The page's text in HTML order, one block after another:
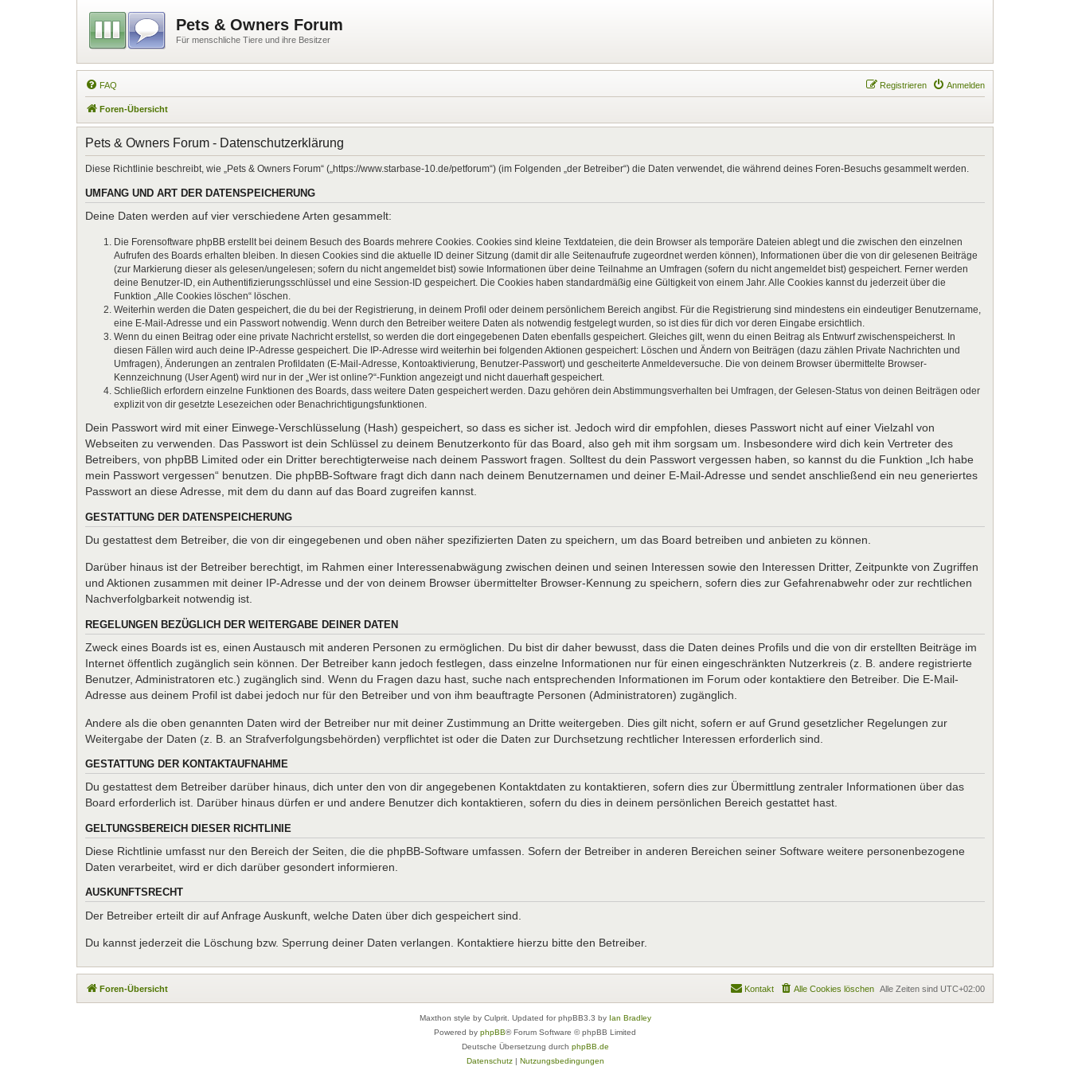
Pets & Owners Forum
Für menschliche Tiere und ihre Besitzer
FAQ Anmelden
Registrieren
Foren-Übersicht
Pets & Owners Forum - Datenschutzerklärung
Diese Richtlinie beschreibt, wie „Pets & Owners Forum“ („https://www.starbase-10.de/petforum“) (im Folgenden „der Betreiber“) die Daten verwendet, die während deines Foren-Besuchs gesammelt werden.
UMFANG UND ART DER DATENSPEICHERUNG
Deine Daten werden auf vier verschiedene Arten gesammelt:
Die Forensoftware phpBB erstellt bei deinem Besuch des Boards mehrere Cookies. Cookies sind kleine Textdateien, die dein Browser als temporäre Dateien ablegt und die zwischen den einzelnen
Aufrufen des Boards erhalten bleiben. In diesen Cookies sind die aktuelle ID deiner Sitzung (damit dir alle Seitenaufrufe zugeordnet werden können), Informationen über die von dir gelesenen Beiträge
(zur Markierung dieser als gelesen/ungelesen; sofern du nicht angemeldet bist) sowie Informationen über deine Teilnahme an Umfragen (sofern du nicht angemeldet bist) gespeichert. Ferner werden
deine Benutzer-ID, ein Authentifizierungsschlüssel und eine Session-ID gespeichert. Die Cookies haben standardmäßig eine Gültigkeit von einem Jahr. Alle Cookies kannst du jederzeit über die
Funktion „Alle Cookies löschen“ löschen.
Weiterhin werden die Daten gespeichert, die du bei der Registrierung, in deinem Profil oder deinem persönlichem Bereich angibst. Für die Registrierung sind mindestens ein eindeutiger Benutzername,
eine E-Mail-Adresse und ein Passwort notwendig. Wenn durch den Betreiber weitere Daten als notwendig festgelegt wurden, so ist dies für dich vor deren Eingabe ersichtlich.
Wenn du einen Beitrag oder eine private Nachricht erstellst, so werden die dort eingegebenen Daten ebenfalls gespeichert. Gleiches gilt, wenn du einen Beitrag als Entwurf zwischenspeicherst. In
diesen Fällen wird auch deine IP-Adresse gespeichert. Die IP-Adresse wird weiterhin bei folgenden Aktionen gespeichert: Löschen und Ändern von Beiträgen (dazu zählen Private Nachrichten und
Umfragen), Änderungen an zentralen Profildaten (E-Mail-Adresse, Kontoaktivierung, Benutzer-Passwort) und gescheiterte Anmeldeversuche. Die von deinem Browser übermittelte Browser-
Kennzeichnung (User Agent) wird nur in der „Wer ist online?“-Funktion angezeigt und nicht dauerhaft gespeichert.
Schließlich erfordern einzelne Funktionen des Boards, dass weitere Daten gespeichert werden. Dazu gehören dein Abstimmungsverhalten bei Umfragen, der Gelesen-Status von deinen Beiträgen oder
explizit von dir gesetzte Lesezeichen oder Benachrichtigungsfunktionen.
Dein Passwort wird mit einer Einwege-Verschlüsselung (Hash) gespeichert, so dass es sicher ist. Jedoch wird dir empfohlen, dieses Passwort nicht auf einer Vielzahl von
Webseiten zu verwenden. Das Passwort ist dein Schlüssel zu deinem Benutzerkonto für das Board, also geh mit ihm sorgsam um. Insbesondere wird dich kein Vertreter des
Betreibers, von phpBB Limited oder ein Dritter berechtigterweise nach deinem Passwort fragen. Solltest du dein Passwort vergessen haben, so kannst du die Funktion „Ich habe
mein Passwort vergessen“ benutzen. Die phpBB-Software fragt dich dann nach deinem Benutzernamen und deiner E-Mail-Adresse und sendet anschließend ein neu generiertes
Passwort an diese Adresse, mit dem du dann auf das Board zugreifen kannst.
GESTATTUNG DER DATENSPEICHERUNG
Du gestattest dem Betreiber, die von dir eingegebenen und oben näher spezifizierten Daten zu speichern, um das Board betreiben und anbieten zu können.
Darüber hinaus ist der Betreiber berechtigt, im Rahmen einer Interessenabwägung zwischen deinen und seinen Interessen sowie den Interessen Dritter, Zeitpunkte von Zugriffen
und Aktionen zusammen mit deiner IP-Adresse und der von deinem Browser übermittelter Browser-Kennung zu speichern, sofern dies zur Gefahrenabwehr oder zur rechtlichen
Nachverfolgbarkeit notwendig ist.
REGELUNGEN BEZÜGLICH DER WEITERGABE DEINER DATEN
Zweck eines Boards ist es, einen Austausch mit anderen Personen zu ermöglichen. Du bist dir daher bewusst, dass die Daten deines Profils und die von dir erstellten Beiträge im
Internet öffentlich zugänglich sein können. Der Betreiber kann jedoch festlegen, dass einzelne Informationen nur für einen eingeschränkten Nutzerkreis (z. B. andere registrierte
Benutzer, Administratoren etc.) zugänglich sind. Wenn du Fragen dazu hast, suche nach entsprechenden Informationen im Forum oder kontaktiere den Betreiber. Die E-Mail-
Adresse aus deinem Profil ist dabei jedoch nur für den Betreiber und von ihm beauftragte Personen (Administratoren) zugänglich.
Andere als die oben genannten Daten wird der Betreiber nur mit deiner Zustimmung an Dritte weitergeben. Dies gilt nicht, sofern er auf Grund gesetzlicher Regelungen zur
Weitergabe der Daten (z. B. an Strafverfolgungsbehörden) verpflichtet ist oder die Daten zur Durchsetzung rechtlicher Interessen erforderlich sind.
GESTATTUNG DER KONTAKTAUFNAHME
Du gestattest dem Betreiber darüber hinaus, dich unter den von dir angegebenen Kontaktdaten zu kontaktieren, sofern dies zur Übermittlung zentraler Informationen über das
Board erforderlich ist. Darüber hinaus dürfen er und andere Benutzer dich kontaktieren, sofern du dies in deinem persönlichen Bereich gestattet hast.
GELTUNGSBEREICH DIESER RICHTLINIE
Diese Richtlinie umfasst nur den Bereich der Seiten, die die phpBB-Software umfassen. Sofern der Betreiber in anderen Bereichen seiner Software weitere personenbezogene
Daten verarbeitet, wird er dich darüber gesondert informieren.
AUSKUNFTSRECHT
Der Betreiber erteilt dir auf Anfrage Auskunft, welche Daten über dich gespeichert sind.
Du kannst jederzeit die Löschung bzw. Sperrung deiner Daten verlangen. Kontaktiere hierzu bitte den Betreiber.
Foren-Übersicht Alle Zeiten sind UTC+02:00
Alle Cookies löschen
Kontakt
Maxthon style by Culprit. Updated for phpBB3.3 by Ian Bradley
Powered by phpBB® Forum Software © phpBB Limited
Deutsche Übersetzung durch phpBB.de
Datenschutz| Nutzungsbedingungen